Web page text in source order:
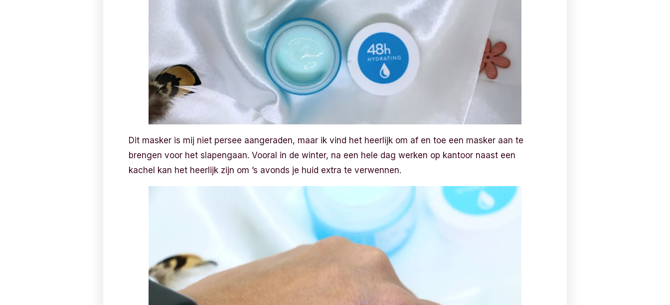
Dit masker is mij niet persee aangeraden, maar ik vind het heerlijk om af en toe een masker aan te
brengen voor het slapengaan. Vooral in de winter, na een hele dag werken op kantoor naast een
kachel kan het heerlijk zijn om ’s avonds je huid extra te verwennen.